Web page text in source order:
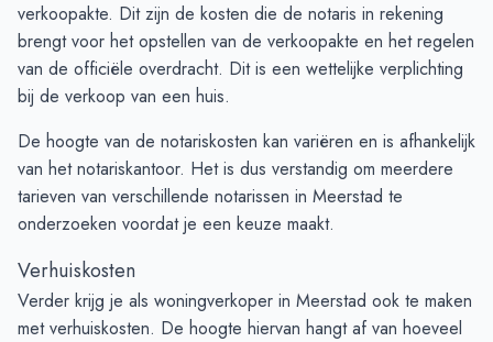
verkoopakte. Dit zijn de kosten die de notaris in rekening
brengt voor het opstellen van de verkoopakte en het regelen
van de officiële overdracht. Dit is een wettelijke verplichting
bij de verkoop van een huis.
De hoogte van de notariskosten kan variëren en is afhankelijk
van het notariskantoor. Het is dus verstandig om meerdere
tarieven van verschillende notarissen in Meerstad te
onderzoeken voordat je een keuze maakt.
Verhuiskosten
Verder krijg je als woningverkoper in Meerstad ook te maken
met verhuiskosten. De hoogte hiervan hangt af van hoeveel